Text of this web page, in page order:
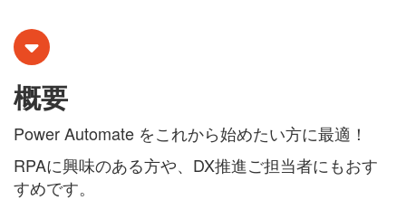
概要
Power Automate をこれから始めたい方に最適！
RPAに興味のある方や、DX推進ご担当者にもおす
すめです。